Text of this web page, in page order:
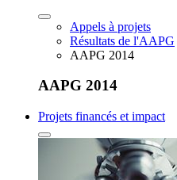
Appels à projets
Résultats de l'AAPG
AAPG 2014
AAPG 2014
Projets financés et impact